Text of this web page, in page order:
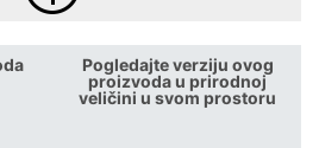
Pogledajte verziju ovog
proizvoda u prirodnoj
veličini u svom prostoru